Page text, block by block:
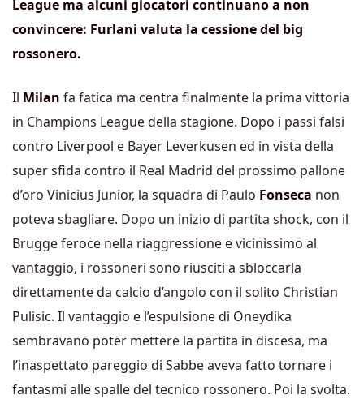
League ma alcuni giocatori continuano a non
convincere: Furlani valuta la cessione del big
rossonero.
Il Milan fa fatica ma centra finalmente la prima vittoria
in Champions League della stagione. Dopo i passi falsi
contro Liverpool e Bayer Leverkusen ed in vista della
super sfida contro il Real Madrid del prossimo pallone
d’oro Vinicius Junior, la squadra di Paulo Fonseca non
poteva sbagliare. Dopo un inizio di partita shock, con il
Brugge feroce nella riaggressione e vicinissimo al
vantaggio, i rossoneri sono riusciti a sbloccarla
direttamente da calcio d’angolo con il solito Christian
Pulisic. Il vantaggio e l’espulsione di Oneydika
sembravano poter mettere la partita in discesa, ma
l’inaspettato pareggio di Sabbe aveva fatto tornare i
fantasmi alle spalle del tecnico rossonero. Poi la svolta.